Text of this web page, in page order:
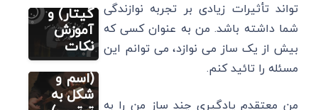
تواند تأثیرات زیادی بر تجربه نوازندگی
شما داشته باشد. من به عنوان کسی که
بیش از یک ساز می نوازد، می توانم این
مسئله را تائید کنم.
من معتقدم یادگیری چند ساز من را به
گیتار) و
آموزش
نکات
دیگر
نت های
موسیقی
ایرانی
(اسم و
شکل به
مطالب متنوع
چگونه یک
قطعه
مطالب متنوع
دیگر